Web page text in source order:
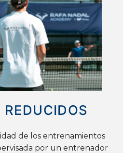
REDUCIDOS
de los entrenamientos
por un entrenador